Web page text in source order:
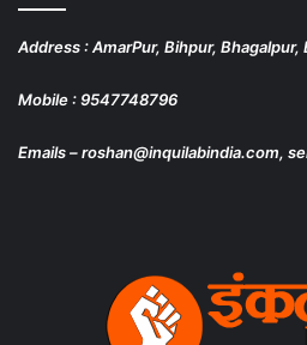
Address : AmarPur, Bihpur, Bhagalpur,
Mobile : 9547748796
Emails – roshan@inquilabindia.com,